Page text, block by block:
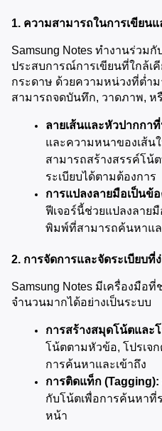
1. ความสามารถในการเขียน
Samsung Notes ทำงานร่วม
ประสบการณ์การเขียนที่ใกล้เ
กระดาษ ด้วยความหน่วงที่ต่ำ
สามารถจดบันทึก, วาดภาพ, ห
ลายเส้นและหัวปากกา
และความหนาของเส้น
สามารถสร้างสรรค์โน้
ระเบียบได้ตามต้องการ
การแปลงลายมือเป็นข้
ฟีเจอร์นี้ช่วยแปลงลาย
พิมพ์ที่สามารถค้นหาแ
2. การจัดการและจัดระเบียบที่
Samsung Notes มีเครื่องมือ
จำนวนมากได้อย่างเป็นระบบ
การสร้างสมุดโน้ตและ
โน้ตตามหัวข้อ, โปรเจ
การค้นหาและเข้าถึง
การติดแท็ก (Tagging):
กับโน้ตเพื่อการค้นหาที่
หน้า